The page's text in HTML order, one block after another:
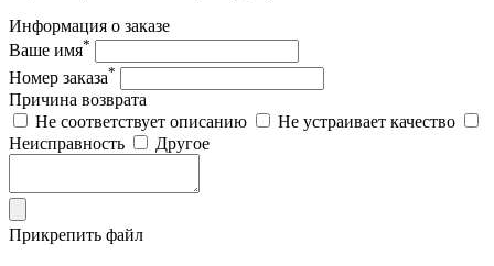
Информация о заказе
Ваше имя*
Номер заказа*
Причина возврата
Не соответствует описанию
Не устраивает качество
Неисправность
Другое
Прикрепить файл